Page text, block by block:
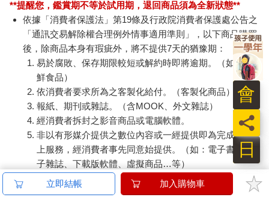
**提醒您，鑑賞期不等於試用期，退回商品須為全新狀態**
依據「消費者保護法」第19條及行政院消費者保護處公告之
「通訊交易解除權合理例外情事適用準則」，以下商品購買
後，除商品本身有瑕疵外，將不提供7天的猶豫期：
易於腐敗、保存期限較短或解約時即將逾期。（如：生
鮮食品）
依消費者要求所為之客製化給付。（客製化商品）
報紙、期刊或雜誌。（含MOOK、外文雜誌）
經消費者拆封之影音商品或電腦軟體。
非以有形媒介提供之數位內容或一經提供即為完成之線
上服務，經消費者事先同意始提供。（如：電子書、電
子雜誌、下載版軟體、虛擬商品…等）
已拆封之個人衛生用品。（如：內衣褲、刮鬍刀、除毛
刀…等）
日
員
會